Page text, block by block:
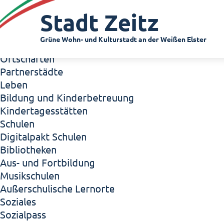
Zeitz - Die Kleinstadt
Willkommen in Zeitz!
Interview mit Oberbürgermeister Christian Thieme
Zeitz - Stadt der Zukunft
Ortschaften
Partnerstädte
Leben
Bildung und Kinderbetreuung
Kindertagesstätten
Schulen
Digitalpakt Schulen
Bibliotheken
Aus- und Fortbildung
Musikschulen
Außerschulische Lernorte
Soziales
Sozialpass
Stadt Zeitz
Grüne Wohn- und Kulturstadt an der Weißen Elster